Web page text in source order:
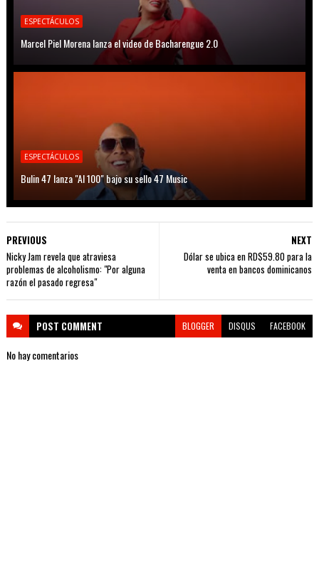
ESPECTÁCULOS
Marcel Piel Morena lanza el video de Bacharengue 2.0
ESPECTÁCULOS
Bulin 47 lanza "Al 100" bajo su sello 47 Music
NEXT
Dólar se ubica en RD$59.80 para la
venta en bancos dominicanos
PREVIOUS
Nicky Jam revela que atraviesa
problemas de alcoholismo: "Por alguna
razón el pasado regresa"
POST COMMENT BLOGGER DISQUS FACEBOOK
No hay comentarios